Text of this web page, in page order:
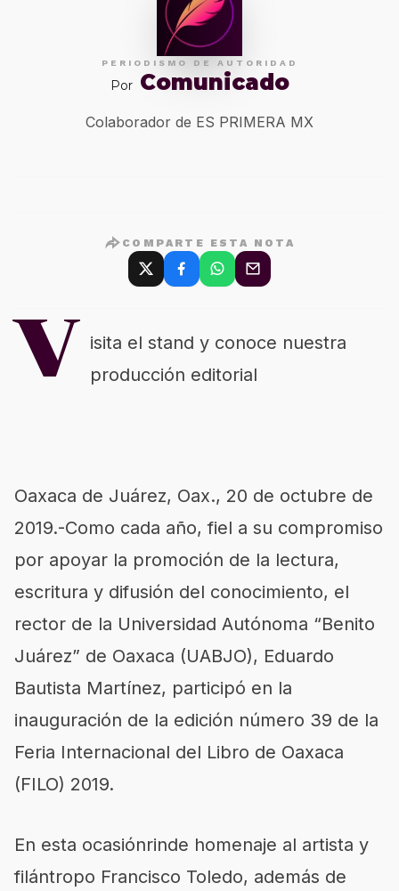
PERIODISMO DE AUTORIDAD
Por Comunicado
Colaborador de ES PRIMERA MX
COMPARTE ESTA NOTA
V
isita el stand y conoce nuestra
producción editorial
Oaxaca de Juárez, Oax., 20 de octubre de
2019.-Como cada año, fiel a su compromiso
por apoyar la promoción de la lectura,
escritura y difusión del conocimiento, el
rector de la Universidad Autónoma “Benito
Juárez” de Oaxaca (UABJO), Eduardo
Bautista Martínez, participó en la
inauguración de la edición número 39 de la
Feria Internacional del Libro de Oaxaca
(FILO) 2019.
En esta ocasiónrinde homenaje al artista y
filántropo Francisco Toledo, además de